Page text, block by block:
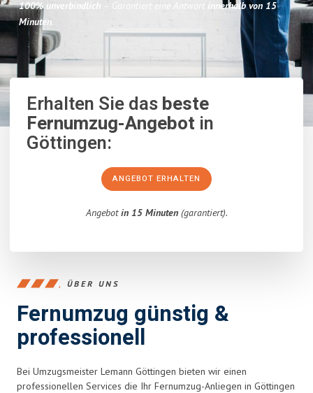
100% unverbindlich – Garantiert eine Antwort innerhalb von 15
Minuten.
Erhalten Sie dasbeste
Fernumzug-Angebot in
Göttingen:
ANGEBOT ERHALTEN
Angebotin 15 Minuten(garantiert).
ÜBER UNS
Fernumzug günstig &
professionell
Bei Umzugsmeister Lemann Göttingen bieten wir einen
professionellen Services die Ihr Fernumzug-Anliegen in Göttingen